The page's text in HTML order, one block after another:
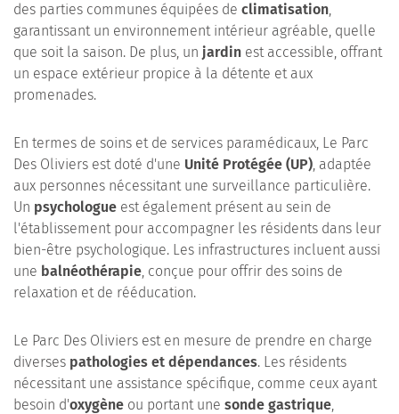
des parties communes équipées de climatisation,
garantissant un environnement intérieur agréable, quelle
que soit la saison. De plus, un jardin est accessible, offrant
un espace extérieur propice à la détente et aux
promenades.
En termes de soins et de services paramédicaux, Le Parc
Des Oliviers est doté d'une Unité Protégée (UP), adaptée
aux personnes nécessitant une surveillance particulière.
Un psychologue est également présent au sein de
l'établissement pour accompagner les résidents dans leur
bien-être psychologique. Les infrastructures incluent aussi
une balnéothérapie, conçue pour offrir des soins de
relaxation et de rééducation.
Le Parc Des Oliviers est en mesure de prendre en charge
diverses pathologies et dépendances. Les résidents
nécessitant une assistance spécifique, comme ceux ayant
besoin d'oxygène ou portant une sonde gastrique,